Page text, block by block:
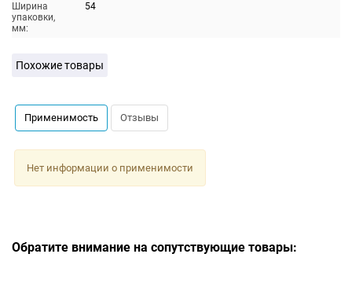
Ширина
упаковки,
мм:
54
Похожие товары
Применимость Отзывы
Нет информации о применимости
Обратите внимание на сопутствующие товары: